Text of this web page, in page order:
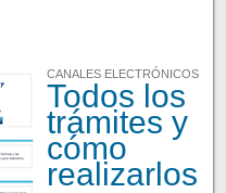
CANALES ELECTRÓNICOS
Todos los
trámites y
cómo
realizarlos